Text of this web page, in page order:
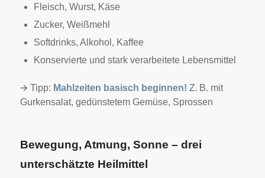
Fleisch, Wurst, Käse
Zucker, Weißmehl
Softdrinks, Alkohol, Kaffee
Konservierte und stark verarbeitete Lebensmittel
🡪 Tipp: Mahlzeiten basisch beginnen! Z. B. mit
Gurkensalat, gedünstetem Gemüse, Sprossen
Bewegung, Atmung, Sonne – drei
unterschätzte Heilmittel